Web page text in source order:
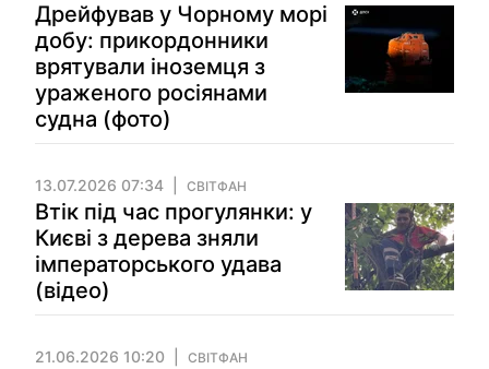
Дрейфував у Чорному морі
добу: прикордонники
врятували іноземця з
ураженого росіянами
судна (фото)
13.07.2026 07:34 СВІТФАН
Втік під час прогулянки: у
Києві з дерева зняли
імператорського удава
(відео)
21.06.2026 10:20 СВІТФАН